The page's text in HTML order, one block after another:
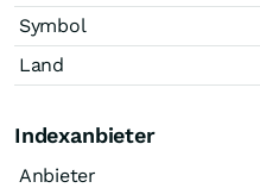
Symbol
Land
Indexanbieter
Anbieter